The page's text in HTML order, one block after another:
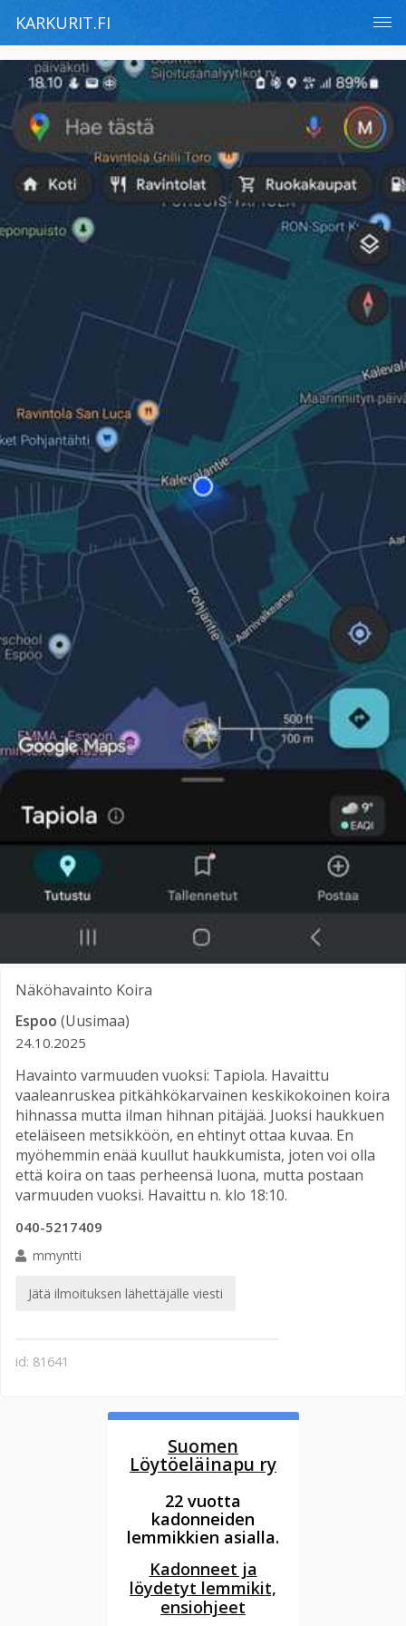
KARKURIT.FI
Näköhavainto Koira
Espoo (Uusimaa)
24.10.2025
Havainto varmuuden vuoksi: Tapiola. Havaittu
vaaleanruskea pitkähkökarvainen keskikokoinen koira
hihnassa mutta ilman hihnan pitäjää. Juoksi haukkuen
eteläiseen metsikköön, en ehtinyt ottaa kuvaa. En
myöhemmin enää kuullut haukkumista, joten voi olla
että koira on taas perheensä luona, mutta postaan
varmuuden vuoksi. Havaittu n. klo 18:10.
040-5217409
mmyntti
Jätä ilmoituksen lähettäjälle viesti
id: 81641
Suomen
Löytöeläinapu ry
22 vuotta
kadonneiden
lemmikkien asialla.
Kadonneet ja
löydetyt lemmikit,
ensiohjeet